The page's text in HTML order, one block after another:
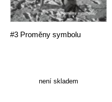
#3 Proměny symbolu
není skladem